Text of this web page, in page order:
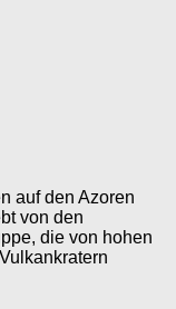
auf den Azoren
von den
die von hohen